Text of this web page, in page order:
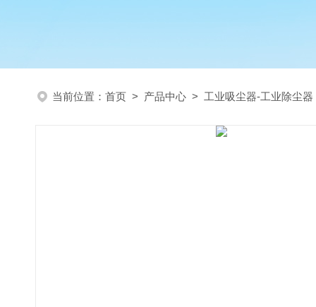
当前位置： 首页 > 产品中心 > 工业吸尘器-工业除尘器